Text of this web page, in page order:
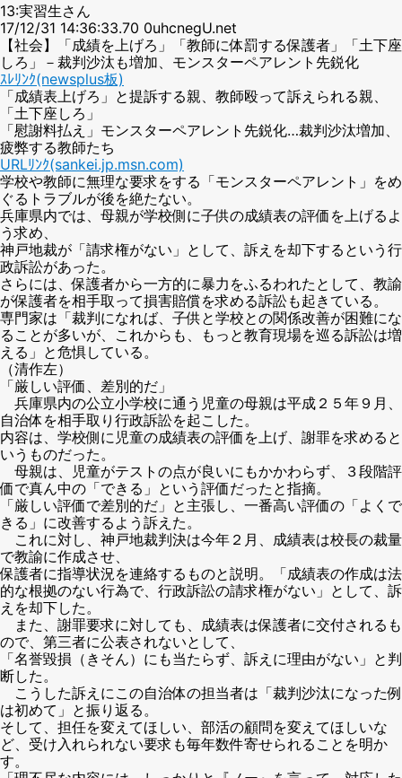
13:実習生さん
17/12/31 14:36:33.70 0uhcnegU.net
【社会】「成績を上げろ」「教師に体罰する保護者」「土下座
しろ」－裁判沙汰も増加、モンスターペアレント先鋭化
ｽﾚﾘﾝｸ(newsplus板)
「成績表上げろ」と提訴する親、教師殴って訴えられる親、
「土下座しろ」
「慰謝料払え」モンスターペアレント先鋭化…裁判沙汰増加、
疲弊する教師たち
URLﾘﾝｸ(sankei.jp.msn.com)
学校や教師に無理な要求をする「モンスターペアレント」をめ
ぐるトラブルが後を絶たない。
兵庫県内では、母親が学校側に子供の成績表の評価を上げるよ
う求め、
神戸地裁が「請求権がない」として、訴えを却下するという行
政訴訟があった。
さらには、保護者から一方的に暴力をふるわれたとして、教諭
が保護者を相手取って損害賠償を求める訴訟も起きている。
専門家は「裁判になれば、子供と学校との関係改善が困難にな
ることが多いが、これからも、もっと教育現場を巡る訴訟は増
える」と危惧している。
（清作左）
「厳しい評価、差別的だ」
兵庫県内の公立小学校に通う児童の母親は平成２５年９月、
自治体を相手取り行政訴訟を起こした。
内容は、学校側に児童の成績表の評価を上げ、謝罪を求めると
いうものだった。
母親は、児童がテストの点が良いにもかかわらず、３段階評
価で真ん中の「できる」という評価だったと指摘。
「厳しい評価で差別的だ」と主張し、一番高い評価の「よくで
きる」に改善するよう訴えた。
これに対し、神戸地裁判決は今年２月、成績表は校長の裁量
で教諭に作成させ、
保護者に指導状況を連絡するものと説明。「成績表の作成は法
的な根拠のない行為で、行政訴訟の請求権がない」として、訴
えを却下した。
また、謝罪要求に対しても、成績表は保護者に交付されるも
ので、第三者に公表されないとして、
「名誉毀損（きそん）にも当たらず、訴えに理由がない」と判
断した。
こうした訴えにこの自治体の担当者は「裁判沙汰になった例
は初めて」と振り返る。
そして、担任を変えてほしい、部活の顧問を変えてほしいな
ど、受け入れられない要求も毎年数件寄せられることを明か
す。